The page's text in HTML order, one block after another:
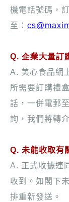
機電話號碼，
至：
Q. 企業大量訂
A. 美心食品網
所需要訂購禮盒
話，一併電郵至
詢，我們將轉
Q. 未能收取有
A. 正式收據連
收到。如閣下
排重新發送。